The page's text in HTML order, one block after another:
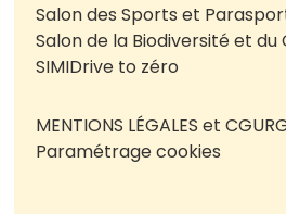
Salon des Sports et
Salon de la Biodiversité et du
SIMIDrive to zéro
MENTIONS LÉGALES et CGU
Paramétrage cookies